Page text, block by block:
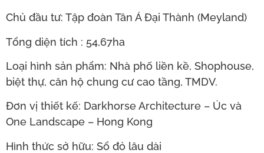
Chủ đầu tư: Tập đoàn Tân Á Đại Thành (Meyland)
Tổng diện tích : 54,67ha
Loại hình sản phẩm: Nhà phố liền kề, Shophouse,
biệt thự, căn hộ chung cư cao tầng, TMDV.
Đơn vị thiết kế: Darkhorse Architecture – Úc và
One Landscape – Hong Kong
Hình thức sở hữu: Sổ đỏ lâu dài